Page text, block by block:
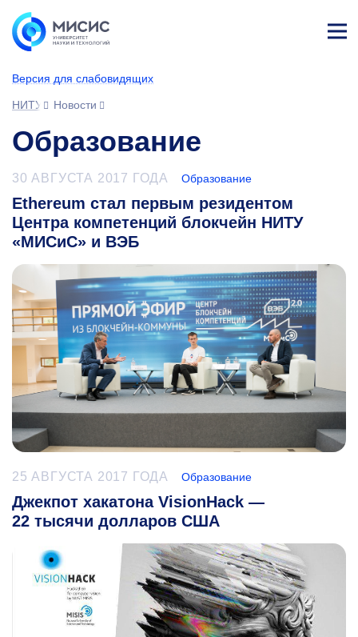
Версия для слабовидящих
НИТУ МИСИС
Новости
Образование
30 АВГУСТА 2017 ГОДА Образование
Ethereum стал первым резидентом
Центра компетенций блокчейн НИТУ
«МИСиС» и ВЭБ
25 АВГУСТА 2017 ГОДА Образование
Джекпот хакатона VisionHack —
22 тысячи долларов США